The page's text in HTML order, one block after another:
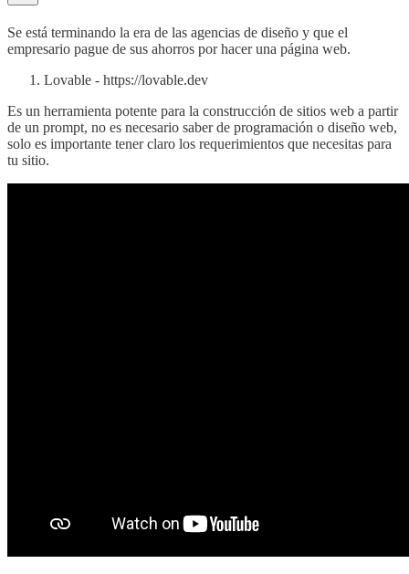
Se está terminando la era de las agencias de diseño y que el
empresario pague de sus ahorros por hacer una página web.
Lovable - https://lovable.dev
Es un herramienta potente para la construcción de sitios web a partir
de un prompt, no es necesario saber de programación o diseño web,
solo es importante tener claro los requerimientos que necesitas para
tu sitio.